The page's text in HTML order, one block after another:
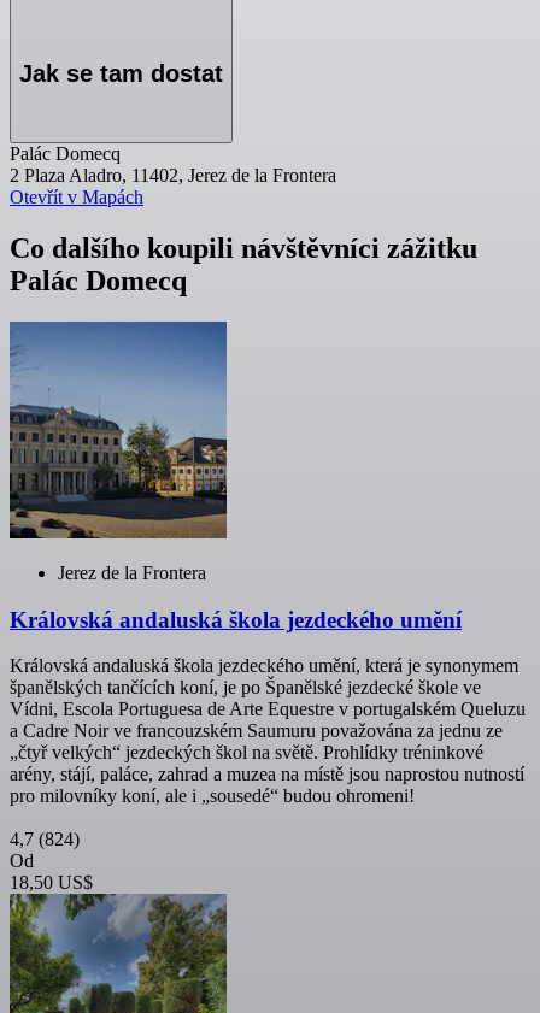
Jak se tam dostat
Palác Domecq
2 Plaza Aladro, 11402, Jerez de la Frontera
Otevřít v Mapách
Co dalšího koupili návštěvníci zážitku
Palác Domecq
Jerez de la Frontera
Královská andaluská škola jezdeckého umění
Královská andaluská škola jezdeckého umění, která je synonymem
španělských tančících koní, je po Španělské jezdecké škole ve
Vídni, Escola Portuguesa de Arte Equestre v portugalském Queluzu
a Cadre Noir ve francouzském Saumuru považována za jednu ze
„čtyř velkých“ jezdeckých škol na světě. Prohlídky tréninkové
arény, stájí, paláce, zahrad a muzea na místě jsou naprostou nutností
pro milovníky koní, ale i „sousedé“ budou ohromeni!
4,7 (824)
Od
18,50 US$